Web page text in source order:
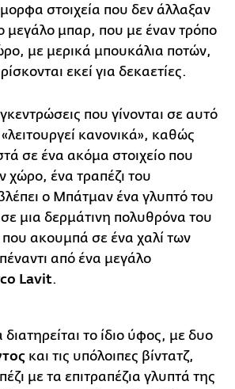
στοιχεία που δεν άλλαξαν
μεγάλο μπαρ, που με έναν τρόπο
με μερικά μπουκάλια ποτών,
εκεί για δεκαετίες.
που γίνονται σε αυτό
κανονικά», καθώς
σε ένα ακόμα στοιχείο που
χώρο, ένα τραπέζι του
ο Μπάτμαν ένα γλυπτό του
μια δερμάτινη πολυθρόνα του
ακουμπά σε ένα χαλί των
από ένα μεγάλο
Lavit.
το ίδιο ύφος, με δυο
και τις υπόλοιπες βίντατζ,
με τα επιτραπέζια γλυπτά της